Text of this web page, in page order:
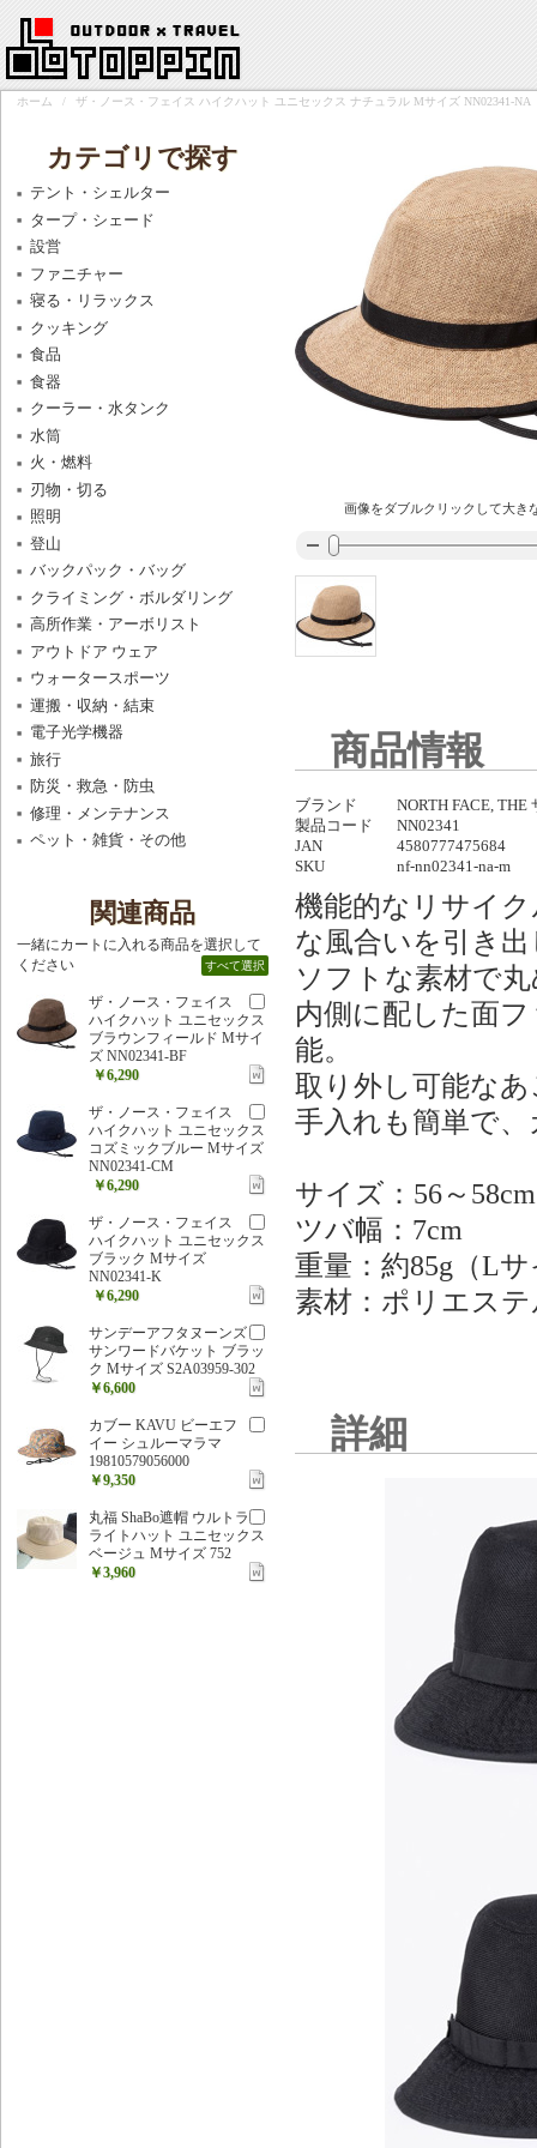
ホーム / ザ・ノース・フェイス ハイクハット ユニセックス ナチュラル Mサイズ NN02341-NA
画像をダブルクリックして大き
商品情報
ブランド
NORTH FACE,
製品コード
NN02341
JAN
4580777475684
SKU
nf-nn02341-na-m
機能的なリサイ
な風合いを引き
ソフトな素材で
内側に配した面
能。
取り外し可能な
手入れも簡単で
サイズ：56～58cm
ツバ幅：7cm
重量：約85g（L
素材：ポリエステ
詳細
カテゴリで探す
テント・シェルター
タープ・シェード
設営
ファニチャー
寝る・リラックス
クッキング
食品
食器
クーラー・水タンク
水筒
火・燃料
刃物・切る
照明
登山
バックパック・バッグ
クライミング・ボルダリング
高所作業・アーボリスト
アウトドア ウェア
ウォータースポーツ
運搬・収納・結束
電子光学機器
旅行
防災・救急・防虫
修理・メンテナンス
ペット・雑貨・その他
関連商品
一緒にカートに入れる商品を選択して
ください
すべて選択
ザ・ノース・フェイス
ハイクハット ユニセックス
ブラウンフィールド Mサイ
ズ NN02341-BF
￥6,290
ザ・ノース・フェイス
ハイクハット ユニセックス
コズミックブルー Mサイズ
NN02341-CM
￥6,290
ザ・ノース・フェイス
ハイクハット ユニセックス
ブラック Mサイズ
NN02341-K
￥6,290
サンデーアフタヌーンズ
サンワードバケット ブラッ
ク Mサイズ S2A03959-302
￥6,600
カブー KAVU ビーエフ
イー シュルーマラマ
19810579056000
￥9,350
丸福 ShaBo遮帽 ウルトラ
ライトハット ユニセックス
ベージュ Mサイズ 752
￥3,960